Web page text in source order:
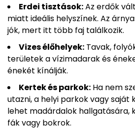
Erdei tisztások:Az erdők
miatt ideális helyszínek. Az
jók, mert itt több faj találkozik.
Vizes élőhelyek: Tavak,
területek a vízimadarak és
énekét kínálják.
Kertek és parkok: Ha nem
utazni, a helyi parkok vagy saját
lehet madárdalok hallgatására,
fák vagy bokrok.